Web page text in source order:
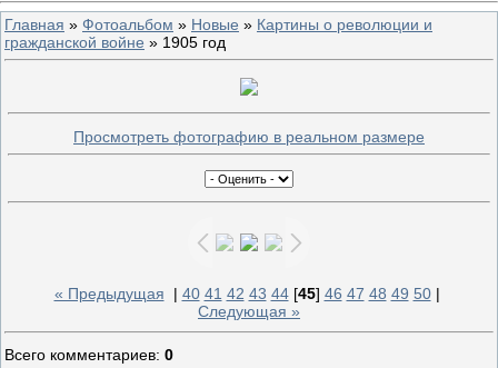
Главная » Фотоальбом » Новые » Картины о революции и
гражданской войне » 1905 год
Просмотреть фотографию в реальном размере
« Предыдущая | 40 41 42 43 44[45] 46 47 48 49 50|
Следующая »
Всего комментариев: 0